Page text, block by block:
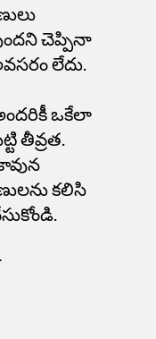
చెప్పినా
లేదు.
ఒకేలా
తీవ్రత.
కలిసి